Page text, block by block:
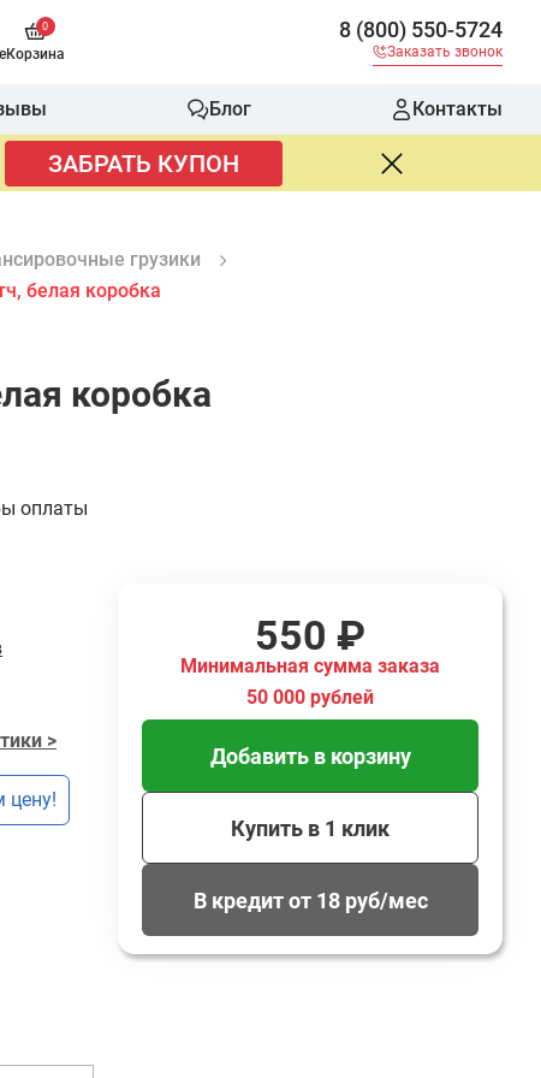
0
Корзина
8 (800) 550-5724
Заказать звонок
Блог Контакты
ЗАБРАТЬ КУПОН
грузики
белая коробка
коробка
оплаты
>
цену!
550 ₽
Минимальная сумма заказа
50 000 рублей
Добавить в корзину
Купить в 1 клик
В кредит от 18 руб/мес